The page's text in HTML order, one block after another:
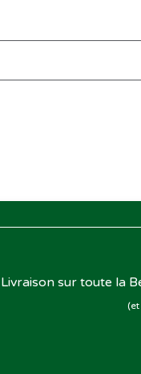
Livraison sur toute la
(et